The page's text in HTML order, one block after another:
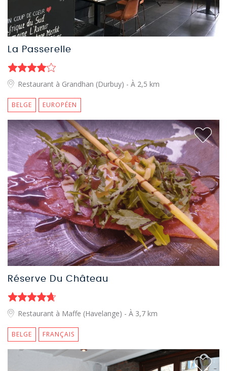
La Passerelle
Restaurant à Grandhan (Durbuy) - À 2,5 km
BELGE EUROPÉEN
Réserve Du Château
Restaurant à Maffe (Havelange) - À 3,7 km
BELGE FRANÇAIS